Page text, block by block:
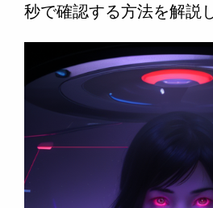
秒で確認する方法を解説